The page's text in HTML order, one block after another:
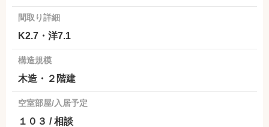
間取り詳細
K2.7・洋7.1
構造規模
木造・２階建
空室部屋/入居予定
１０３ / 相談